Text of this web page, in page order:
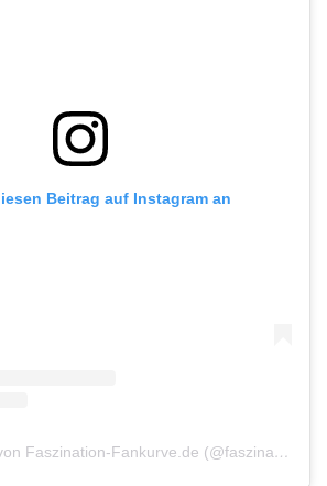
Beitrag auf Instagram an
Ein Beitrag geteilt von Faszination-Fankurve.de (@faszination_fankurve)